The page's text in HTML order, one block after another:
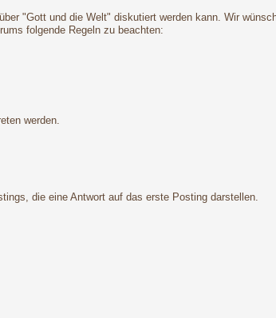
"Gott und die Welt" diskutiert werden kann. Wir
folgende Regeln zu beachten:
werden.
die eine Antwort auf das erste Posting darstellen.